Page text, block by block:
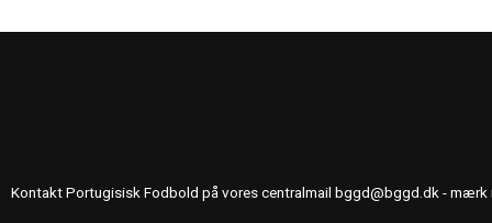
Kontakt Portugisisk Fodbold på vores centralmail bggd@bggd.dk - mærk